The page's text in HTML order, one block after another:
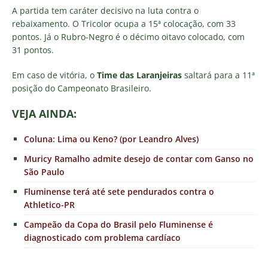
A partida tem caráter decisivo na luta contra o
rebaixamento. O Tricolor ocupa a 15ª colocação, com 33
pontos. Já o Rubro-Negro é o décimo oitavo colocado, com
31 pontos.
Em caso de vitória, o Time das Laranjeiras saltará para a 11ª
posição do Campeonato Brasileiro.
VEJA AINDA:
Coluna: Lima ou Keno? (por Leandro Alves)
Muricy Ramalho admite desejo de contar com Ganso no
São Paulo
Fluminense terá até sete pendurados contra o
Athletico-PR
Campeão da Copa do Brasil pelo Fluminense é
diagnosticado com problema cardíaco